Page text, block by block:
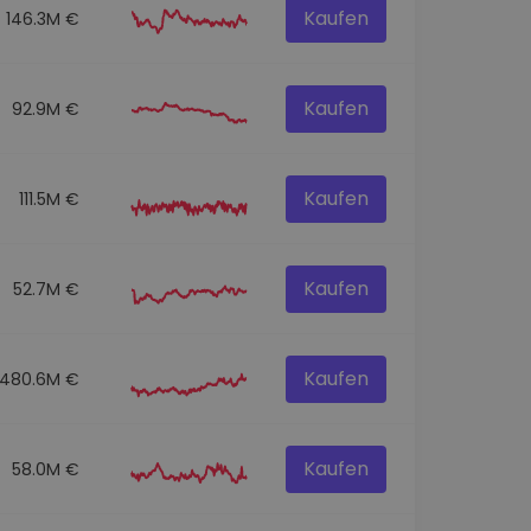
146.3M € Kaufen
92.9M € Kaufen
111.5M € Kaufen
52.7M € Kaufen
480.6M € Kaufen
58.0M € Kaufen